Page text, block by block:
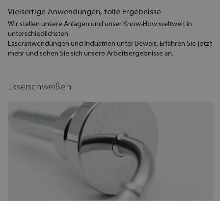
Vielseitige Anwendungen, tolle Ergebnisse
Wir stellen unsere Anlagen und unser Know-How weltweit in
unterschiedlichsten
Laseranwendungen und Industrien unter Beweis. Erfahren Sie jetzt
mehr und sehen Sie sich unsere Arbeitsergebnisse an.
Laserschweißen